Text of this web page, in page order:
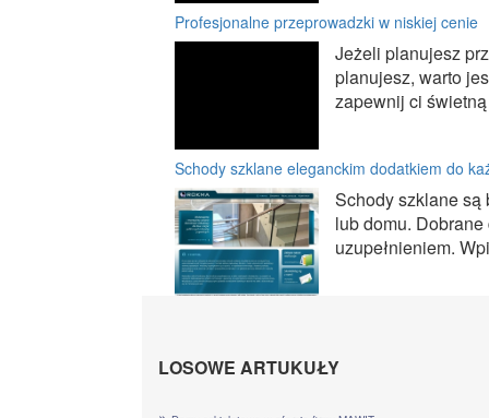
Profesjonalne przeprowadzki w niskiej cenie
Jeżeli planujesz
planujesz, warto
zapewnij ci
Schody szklane eleganckim dodatkiem do
Schody szklane są
lub domu.
uzupełnieniem.
LOSOWE ARTUKUŁY